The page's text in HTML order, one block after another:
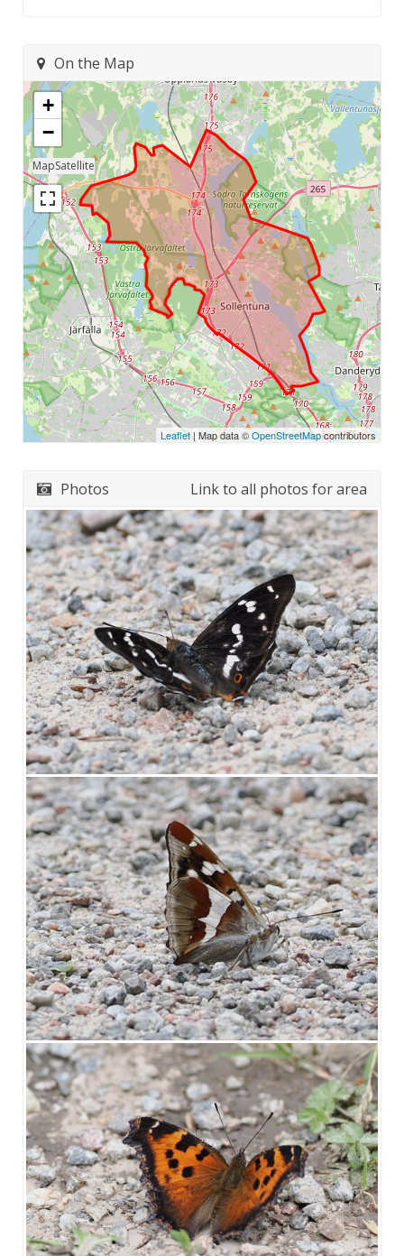
On the Map
+
−
Leaflet| Map data ©OpenStreetMapcontributors
Photos Link to all photos for area